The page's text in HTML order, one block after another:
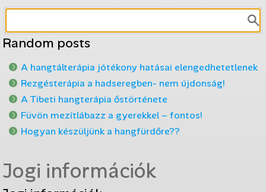
Random posts
A hangtálterápia jótékony hatásai elengedhetetlenek
Rezgésterápia a hadseregben- nem újdonság!
A Tibeti hangterápia őstörténete
Füvön mezítlábazz a gyerekkel – fontos!
Hogyan készüljünk a hangfürdőre??
Jogi információk